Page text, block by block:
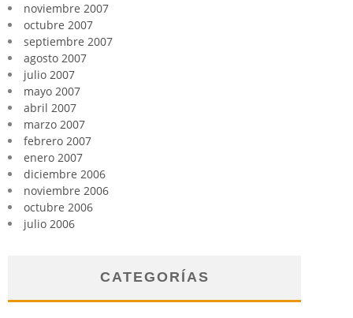
noviembre 2007
octubre 2007
septiembre 2007
agosto 2007
julio 2007
mayo 2007
abril 2007
marzo 2007
febrero 2007
enero 2007
diciembre 2006
noviembre 2006
octubre 2006
julio 2006
CATEGORÍAS